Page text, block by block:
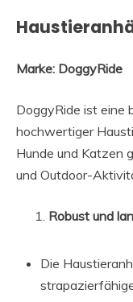
Marke: DoggyRide
DoggyRide ist eine
hochwertiger
Hunde und Katzen
und Outdoor-
Robust und
Die